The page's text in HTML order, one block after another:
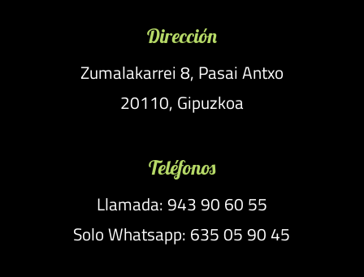
Dirección
Zumalakarrei 8, Pasai Antxo
20110, Gipuzkoa
Teléfonos
Llamada: 943 90 60 55
Solo Whatsapp: 635 05 90 45